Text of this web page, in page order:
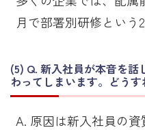
月で部署別研修という
Q. 新入社員が本音を
わってしまいます。どう
A. 原因は新入社員の